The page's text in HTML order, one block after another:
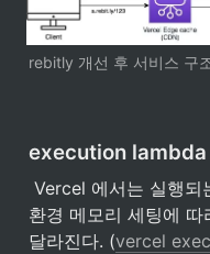
rebitly 개선 후 서비스 구
execution lambda
환경 메모리 세팅에
달라진다. (vercel